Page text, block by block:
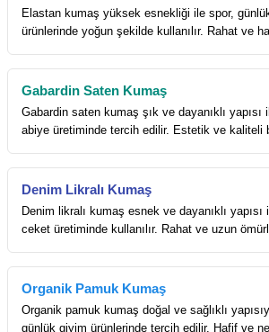
Elastan kumaş yüksek esnekliği ile spor,
ürünlerinde yoğun şekilde kullanılır. Rahat ve
Gabardin Saten Kumaş
Gabardin saten kumaş şık ve dayanıklı
abiye üretiminde tercih edilir. Estetik ve kaliteli
Denim Likralı Kumaş
Denim likralı kumaş esnek ve dayanıklı
ceket üretiminde kullanılır. Rahat ve uzun
Organik Pamuk Kumaş
Organik pamuk kumaş doğal ve sağlıklı
günlük giyim ürünlerinde tercih edilir. Hafif ve